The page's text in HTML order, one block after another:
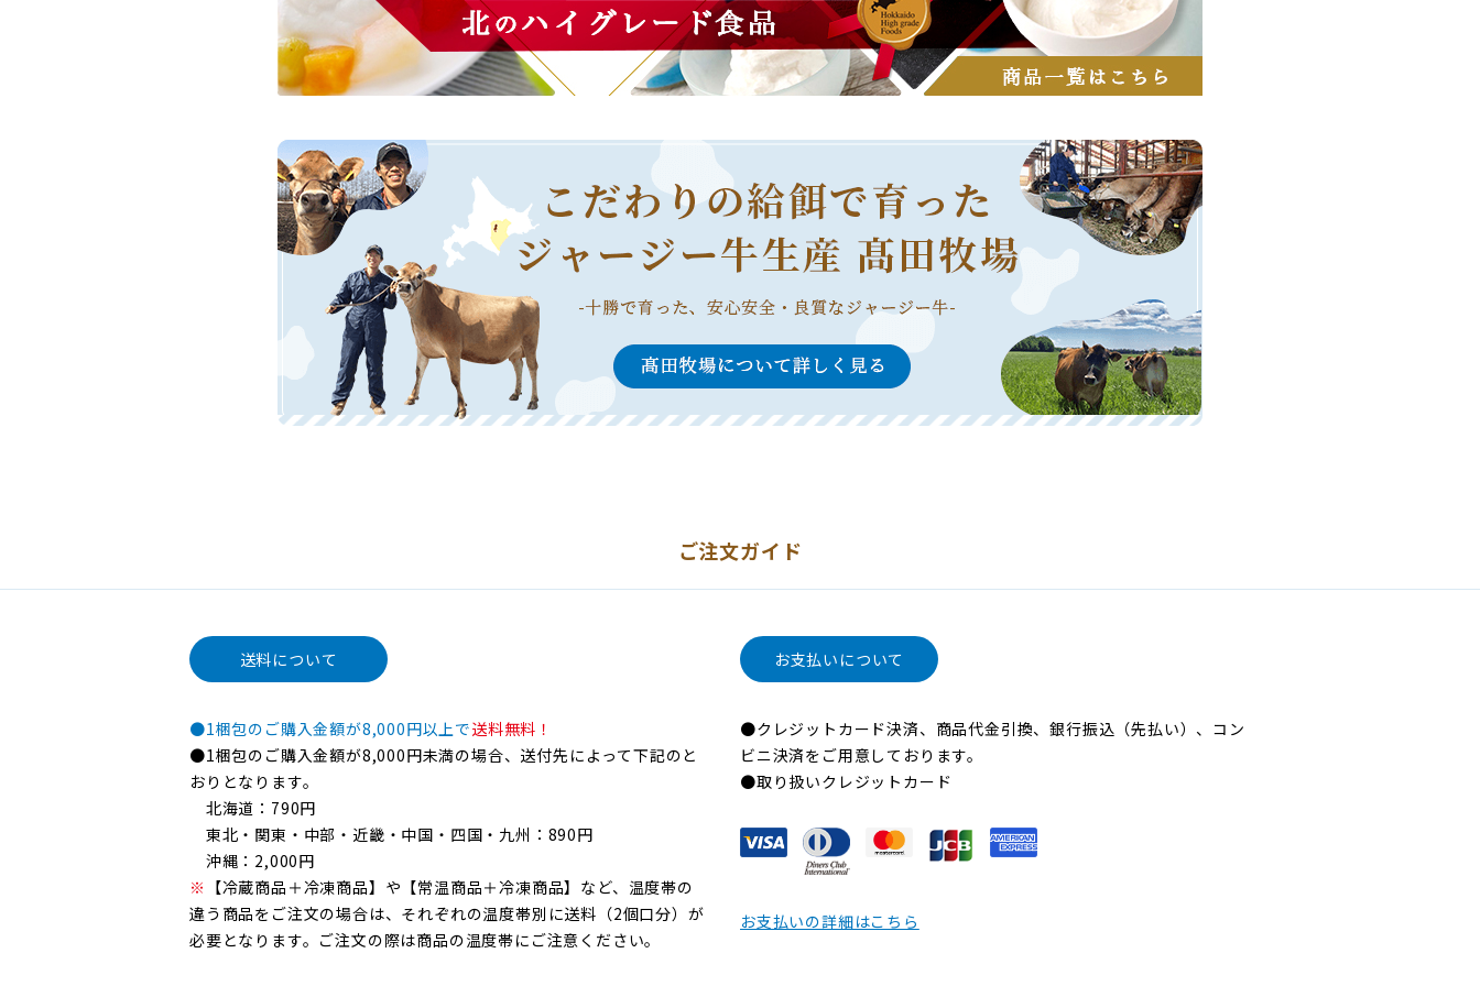
ご注文ガイド
送料について
●1梱包のご購入金額が8,000円以上で送料無料！
●1梱包のご購入金額が8,000円未満の場合、送付先によって下記のと
おりとなります。
北海道：790円
東北・関東・中部・近畿・中国・四国・九州：890円
沖縄：2,000円
※ 【冷蔵商品＋冷凍商品】や【常温商品＋冷凍商品】など、温度帯の
違う商品をご注文の場合は、それぞれの温度帯別に送料（2個口分）が
必要となります。ご注文の際は商品の温度帯にご注意ください。
お支払いについて
●クレジットカード決済、商品代金引換、銀行振込（先払い）、コン
ビニ決済をご用意しております。
●取り扱いクレジットカード
お支払いの詳細はこちら